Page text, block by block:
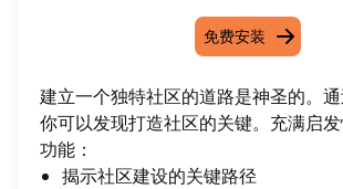
免费安装
建立一个独特社区的道路是神圣的。通
你可以发现打造社区的关键。充满启发
功能：
揭示社区建设的关键路径